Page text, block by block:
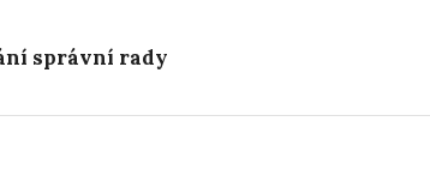
správní rady